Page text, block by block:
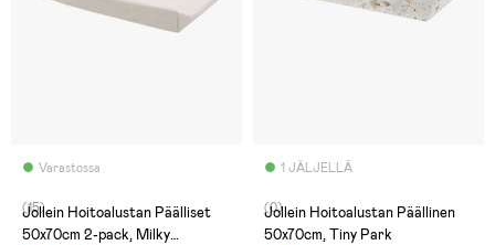
Varastossa
(15)
Jollein Hoitoalustan Päälliset
50x70cm 2-pack, Milky
1 JÄLJELLÄ
(0)
Jollein Hoitoalustan Päällinen
50x70cm, Tiny Park